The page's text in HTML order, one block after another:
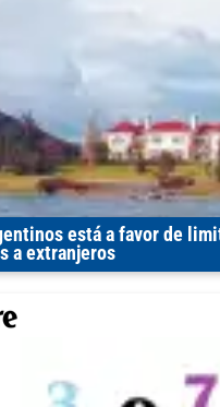
está a favor de
a extranjeros